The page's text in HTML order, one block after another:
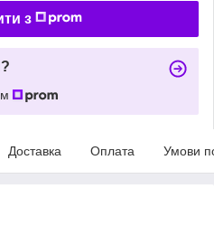
з
Доставка Оплата Умови